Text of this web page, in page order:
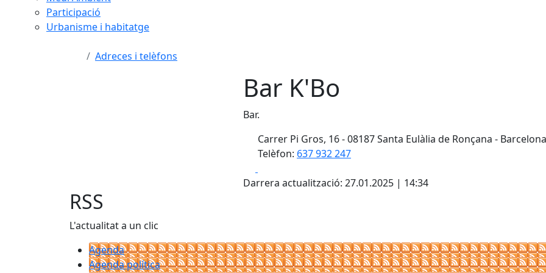
Participació
Urbanisme i habitatge
Adreces i telèfons
Bar K'Bo
Bar.
Carrer Pi Gros, 16 - 08187 Santa Eulàlia de Ronçana - Barcelona
Telèfon: 637 932 247
Darrera actualització: 27.01.2025 | 14:34
RSS
L'actualitat a un clic
Agenda
Agenda política